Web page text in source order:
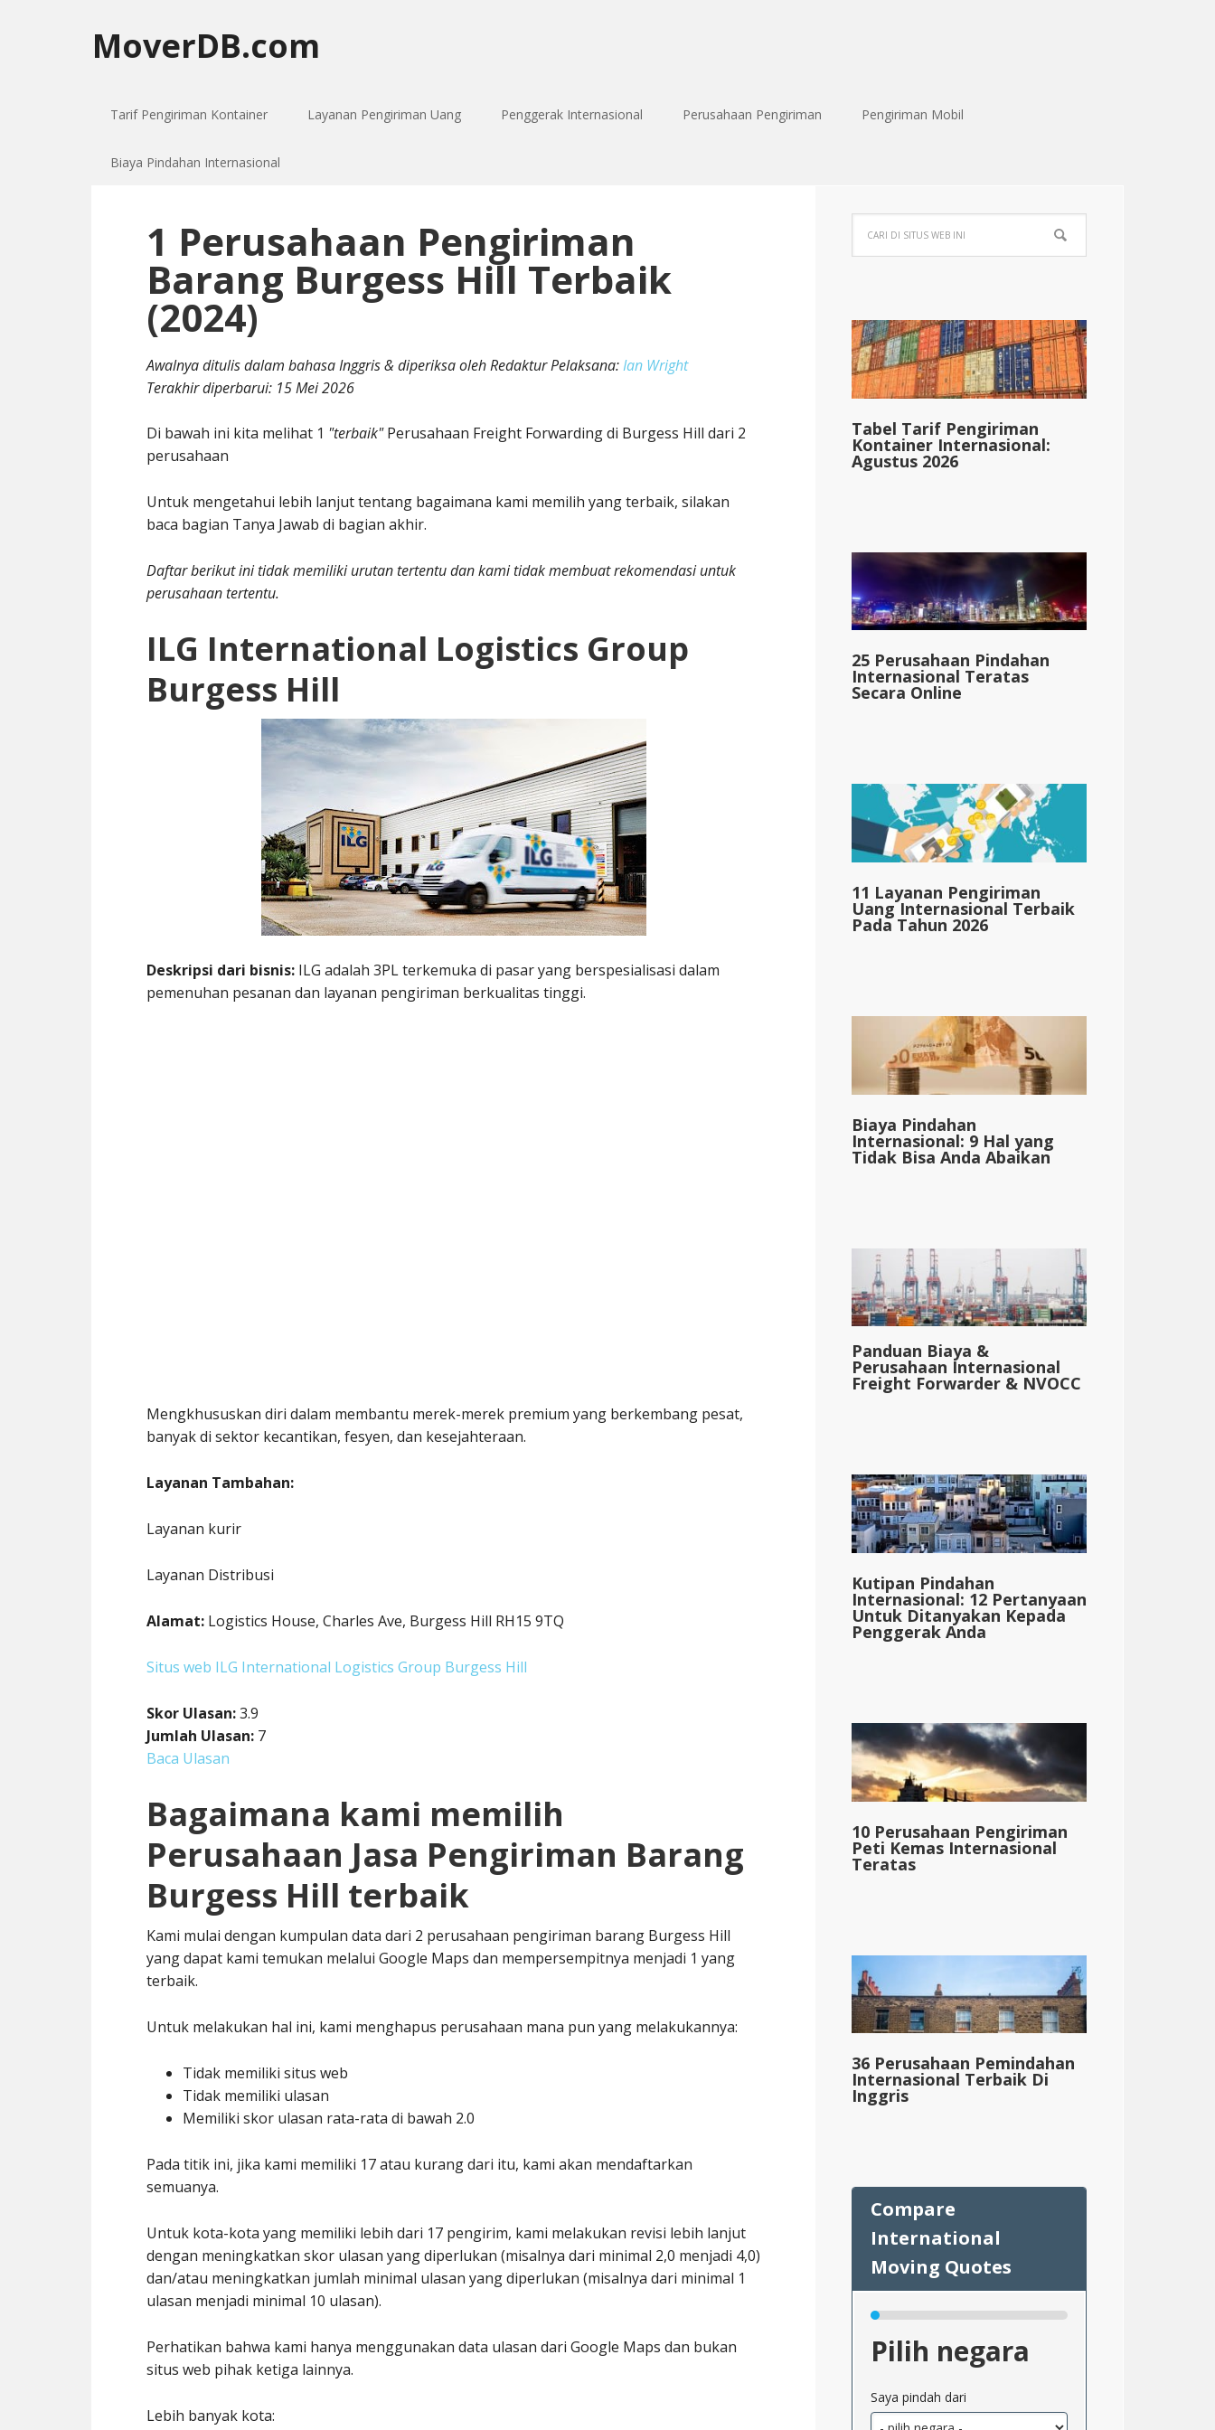
MoverDB.com
Tarif Pengiriman Kontainer Layanan Pengiriman Uang Penggerak Internasional Perusahaan Pengiriman Pengiriman Mobil
Biaya Pindahan Internasional
1 Perusahaan Pengiriman
Barang Burgess Hill Terbaik
(2024)
Awalnya ditulis dalam bahasa Inggris & diperiksa oleh Redaktur Pelaksana:Ian Wright
Terakhir diperbarui: 15 Mei 2026
Di bawah ini kita melihat 1 "terbaik"Perusahaan Freight Forwarding di Burgess Hill dari 2
perusahaan
Untuk mengetahui lebih lanjut tentang bagaimana kami memilih yang terbaik, silakan
baca bagian Tanya Jawab di bagian akhir.
Daftar berikut ini tidak memiliki urutan tertentu dan kami tidak membuat rekomendasi untuk
perusahaan tertentu.
ILG International Logistics Group
Burgess Hill
Deskripsi dari bisnis: ILG adalah 3PL terkemuka di pasar yang berspesialisasi dalam
pemenuhan pesanan dan layanan pengiriman berkualitas tinggi.
Mengkhususkan diri dalam membantu merek-merek premium yang berkembang pesat,
banyak di sektor kecantikan, fesyen, dan kesejahteraan.
Layanan Tambahan:
Layanan kurir
Layanan Distribusi
Alamat: Logistics House, Charles Ave, Burgess Hill RH15 9TQ
Situs web ILG International Logistics Group Burgess Hill
Skor Ulasan:3.9
Jumlah Ulasan: 7
Baca Ulasan
Bagaimana kami memilih
Perusahaan Jasa Pengiriman Barang
Burgess Hill terbaik
Kami mulai dengan kumpulan data dari 2 perusahaan pengiriman barang Burgess Hill
yang dapat kami temukan melalui Google Maps dan mempersempitnya menjadi 1 yang
terbaik.
Untuk melakukan hal ini, kami menghapus perusahaan mana pun yang melakukannya:
Tidak memiliki situs web
Tidak memiliki ulasan
Memiliki skor ulasan rata-rata di bawah 2.0
Pada titik ini, jika kami memiliki 17 atau kurang dari itu, kami akan mendaftarkan
semuanya.
Untuk kota-kota yang memiliki lebih dari 17 pengirim, kami melakukan revisi lebih lanjut
dengan meningkatkan skor ulasan yang diperlukan (misalnya dari minimal 2,0 menjadi 4,0)
dan/atau meningkatkan jumlah minimal ulasan yang diperlukan (misalnya dari minimal 1
ulasan menjadi minimal 10 ulasan).
Perhatikan bahwa kami hanya menggunakan data ulasan dari Google Maps dan bukan
situs web pihak ketiga lainnya.
Lebih banyak kota:
Tabel Tarif Pengiriman
Kontainer Internasional:
Agustus 2026
25 Perusahaan Pindahan
Internasional Teratas
Secara Online
11 Layanan Pengiriman
Uang Internasional Terbaik
Pada Tahun 2026
Biaya Pindahan
Internasional: 9 Hal yang
Tidak Bisa Anda Abaikan
Panduan Biaya &
Perusahaan Internasional
Freight Forwarder & NVOCC
Kutipan Pindahan
Internasional: 12 Pertanyaan
Untuk Ditanyakan Kepada
Penggerak Anda
10 Perusahaan Pengiriman
Peti Kemas Internasional
Teratas
36 Perusahaan Pemindahan
Internasional Terbaik Di
Inggris
Pilih negara
Saya pindah dari